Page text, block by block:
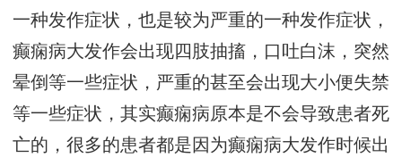
一种发作症状，也是较为严重的一种发作症状，
癫痫病大发作会出现四肢抽搐，口吐白沫，突然
晕倒等一些症状，严重的甚至会出现大小便失禁
等一些症状，其实癫痫病原本是不会导致患者死
亡的，很多的患者都是因为癫痫病大发作时候出